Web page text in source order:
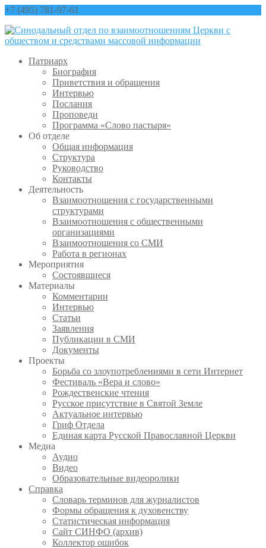
+7 (495) 781-97-61
Патриарх
Биография
Приветствия и обращения
Интервью
Послания
Проповеди
Программа «Слово пастыря»
Об отделе
Общая информация
Структура
Руководство
Контакты
Деятельность
Взаимоотношения с государственными
структурами
Взаимоотношения с общественными
организациями
Взаимоотношения со СМИ
Работа в регионах
Мероприятия
Состоявшиеся
Материалы
Комментарии
Интервью
Статьи
Заявления
Публикации в СМИ
Документы
Проекты
Борьба со злоупотреблениями в сети Интернет
Фестиваль «Вера и слово»
Рождественские чтения
Русское присутствие в Святой Земле
Актуальное интервью
Гриф Отдела
Единая карта Русской Православной Церкви
Медиа
Аудио
Видео
Образовательные видеоролики
Справка
Словарь терминов для журналистов
Формы обращения к духовенству
Статистическая информация
Сайт СИНФО (архив)
Коллектор ошибок